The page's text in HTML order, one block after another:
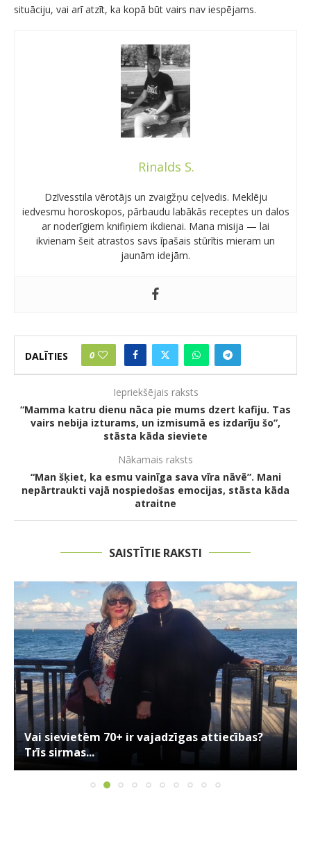
situāciju, vai arī atzīt, ka kopā būt vairs nav iespējams.
Rinalds S.
Dzīvesstila vērotājs un zvaigžņu ceļvedis. Meklēju
iedvesmu horoskopos, pārbaudu labākās receptes un dalos
ar noderīgiem knifiņiem ikdienai. Mana misija — lai
ikvienam šeit atrastos savs īpašais stūrītis mieram un
jaunām idejām.
DALĪTIES 0
Iepriekšējais raksts
“Mamma katru dienu nāca pie mums dzert kafiju. Tas
vairs nebija izturams, un izmisumā es izdarīju šo”,
stāsta kāda sieviete
Nākamais raksts
“Man šķiet, ka esmu vainīga sava vīra nāvē”. Mani
nepārtraukti vajā nospiedošas emocijas, stāsta kāda
atraitne
SAISTĪTIE RAKSTI
Vai sievietēm 70+ ir vajadzīgas attiecības?
Trīs sirmas...